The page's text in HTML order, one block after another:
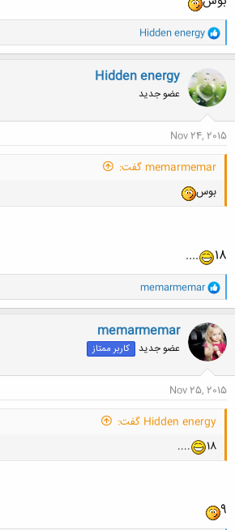
و
ا
ک
ن
ش
ه
ا
Hidden energy
Hidden energy
عضو جدید
Nov 24, 2015
memarmemar گفت:
بوس
18
....
و
ا
ک
ن
ش
ه
ا
memarmemar
memarmemar
عضو جدید کاربر ممتاز
Nov 25, 2015
Hidden energy گفت:
18
....
9